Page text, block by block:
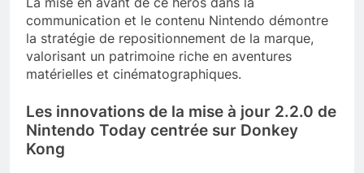
communication et le contenu Nintendo démontre
la stratégie de repositionnement de la marque,
valorisant un patrimoine riche en aventures
matérielles et cinématographiques.
Les innovations de la mise à jour 2.2.0 de
Nintendo Today centrée sur Donkey
Kong